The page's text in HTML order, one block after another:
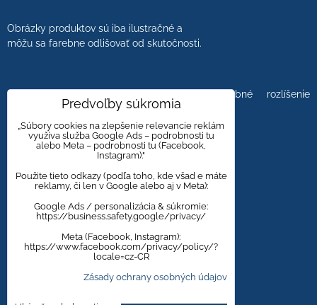
Obrázky produktov sú iba ilustračné a
môžu sa farebne odlišovať od skutočnosti.
Farebnosť obrázkov tiež ovplyvňuje farebné rozlíšenie
zobrazovacej jednotky.
Obklady a dlažby s kameninovým, mramorovým,
dreveným dizajnom majú viacero kresieb,
aby bola zachovaná čo najväčšia autentickosť
prírodného materiálu.
Zmena cien vyhradená.
Predvoľby súkromia
„Súbory cookies na zlepšenie relevancie reklám
využíva služba Google Ads – podrobnosti tu
alebo Meta – podrobnosti tu (Facebook,
Instagram)."
Použite tieto odkazy (podľa toho, kde všad e máte
reklamy, či len v Google alebo aj v Meta):
Google Ads / personalizácia & súkromie:
https://business.safety.google/privacy/
Meta (Facebook, Instagram):
https://www.facebook.com/privacy/policy/?
locale=cz-CR
Zásady ochrany osobných údajov